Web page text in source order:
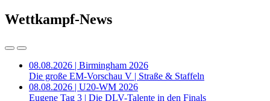
Wettkampf-News
08.08.2026 | Birmingham 2026
Die große EM-Vorschau V | Straße & Staffeln
08.08.2026 | U20-WM 2026
Eugene Tag 3 | Die DLV-Talente in den Finals